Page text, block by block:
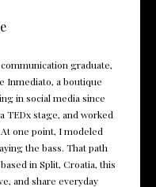
graduate,
Inmediato, a boutique
in social media since
TEDx stage, and worked
one point, I modeled
the bass. That path
in Split, Croatia, this
and share everyday